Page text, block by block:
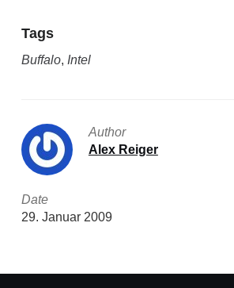
Tags
Buffalo, Intel
Author
Alex Reiger
Date
29. Januar 2009